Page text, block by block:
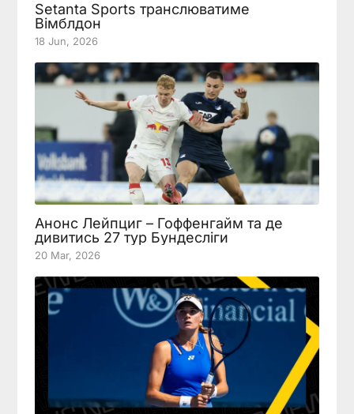
Setanta Sports транслюватиме
Вімблдон
18 Jun, 2026
Анонс Лейпциг – Гоффенгайм та де
дивитись 27 тур Бундесліги
20 Mar, 2026